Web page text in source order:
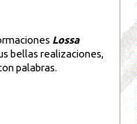
Lossa
bellas realizaciones,
palabras.